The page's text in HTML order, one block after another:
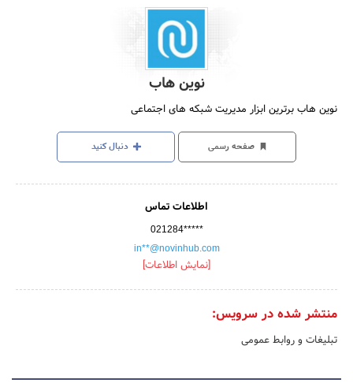
نوین هاب
نوین هاب برترین ابزار مدیریت شبکه های اجتماعی
صفحه رسمی دنبال کنید
اطلاعات تماس
021284*****
in**@novinhub.com
[نمایش اطلاعات]
منتشر شده در سرویس:
تبلیغات و روابط عمومی